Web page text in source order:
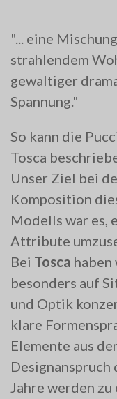
"... eine
strahlendem
gewaltiger
Spannung."
So kann die
Tosca
Unser Ziel bei
Komposition
Modells war es,
Attribute
Bei Tosca haben
besonders auf
und Optik
klare
Elemente aus
Designanspruch
Jahre werden zu